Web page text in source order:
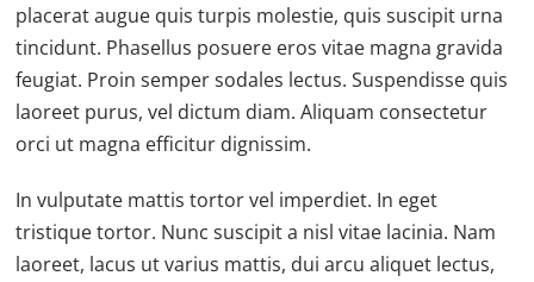
placerat augue quis turpis molestie, quis suscipit urna
tincidunt. Phasellus posuere eros vitae magna gravida
feugiat. Proin semper sodales lectus. Suspendisse quis
laoreet purus, vel dictum diam. Aliquam consectetur
orci ut magna efficitur dignissim.
In vulputate mattis tortor vel imperdiet. In eget
tristique tortor. Nunc suscipit a nisl vitae lacinia. Nam
laoreet, lacus ut varius mattis, dui arcu aliquet lectus,